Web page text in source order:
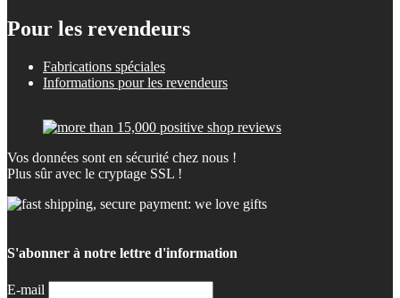
Pour les revendeurs
Fabrications spéciales
Informations pour les revendeurs
Vos données sont en sécurité chez nous !
Plus sûr avec le cryptage SSL !
S'abonner à notre lettre d'information
E-mail